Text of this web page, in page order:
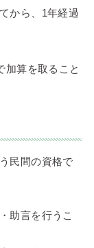
から、1年経過
加算を取ること
民間の資格で
助言を行うこ